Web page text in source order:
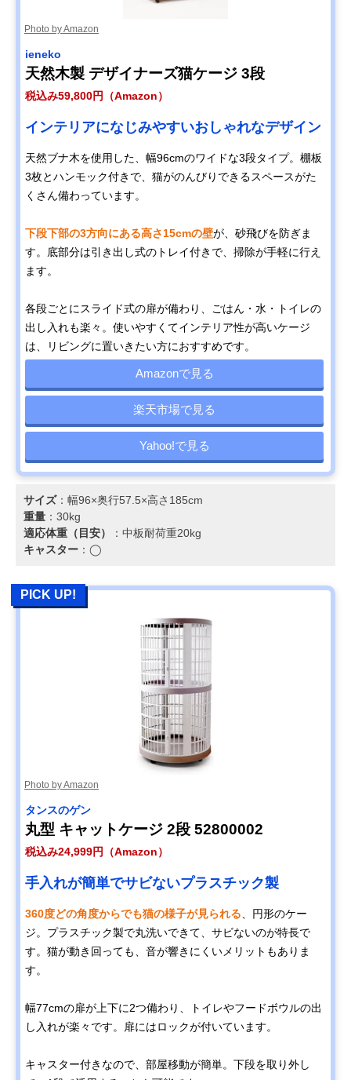
Photo by Amazon
ieneko
天然木製 デザイナーズ猫ケージ 3段
税込み59,800円（Amazon）
インテリアになじみやすいおしゃれなデザイン
天然ブナ木を使用した、幅96cmのワイドな3段タイプ。棚板
3枚とハンモック付きで、猫がのんびりできるスペースがた
くさん備わっています。
下段下部の3方向にある高さ15cmの壁が、砂飛びを防ぎま
す。底部分は引き出し式のトレイ付きで、掃除が手軽に行え
ます。
各段ごとにスライド式の扉が備わり、ごはん・水・トイレの
出し入れも楽々。使いやすくてインテリア性が高いケージ
は、リビングに置いきたい方におすすめです。
Amazonで見る
楽天市場で見る
Yahoo!で見る
サイズ：幅96×奥行57.5×高さ185cm
重量 ：30kg
適応体重（目安）
：中板耐荷重20kg
キャスター ：◯
PICK UP!
Photo by Amazon
タンスのゲン
丸型 キャットケージ 2段 52800002
税込み24,999円（Amazon）
手入れが簡単でサビないプラスチック製
360度どの角度からでも猫の様子が見られる、円形のケー
ジ。プラスチック製で丸洗いできて、サビないのが特長で
す。猫が動き回っても、音が響きにくいメリットもありま
す。
幅77cmの扉が上下に2つ備わり、トイレやフードボウルの出
し入れが楽々です。扉にはロックが付いています。
キャスター付きなので、部屋移動が簡単。下段を取り外し